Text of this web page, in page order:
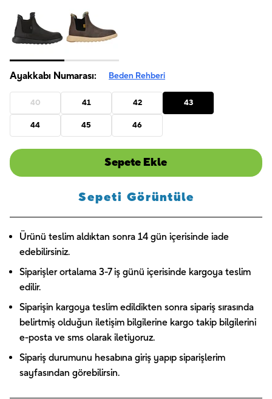
Ayakkabı Numarası: Beden Rehberi
40 41 42 43
44 45 46
Sepete Ekle
Sepeti Görüntüle
Ürünü teslim aldıktan sonra 14 gün içerisinde iade
edebilirsiniz.
Siparişler ortalama 3-7 iş günü içerisinde kargoya teslim
edilir.
Siparişin kargoya teslim edildikten sonra sipariş sırasında
belirtmiş olduğun iletişim bilgilerine kargo takip bilgilerini
e-posta ve sms olarak iletiyoruz.
Sipariş durumunu hesabına giriş yapıp siparişlerim
sayfasından görebilirsin.